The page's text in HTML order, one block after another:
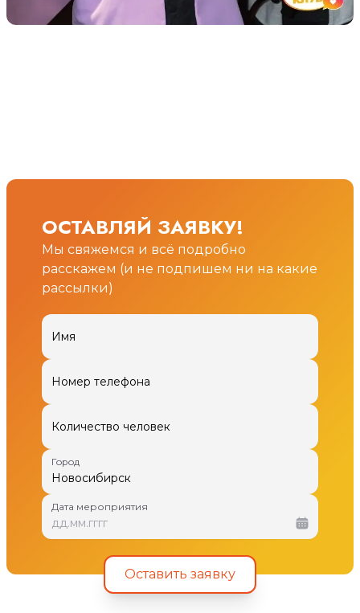
ОСТАВЛЯЙ ЗАЯВКУ!
Мы свяжемся и всё подробно
расскажем (и не подпишем ни на какие
рассылки)
Имя
Номер телефона
Количество человек
Город
Дата мероприятия
дд.мм.гггг
Оставить заявку